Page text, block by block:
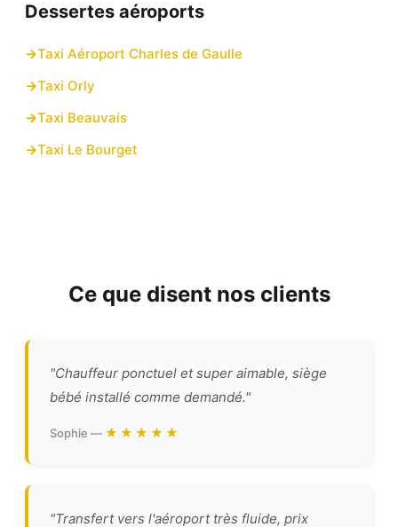
Dessertes aéroports
Taxi Aéroport Charles de Gaulle
Taxi Orly
Taxi Beauvais
Taxi Le Bourget
Ce que disent nos clients
"Chauffeur ponctuel et super aimable, siège
bébé installé comme demandé."
Sophie — ★★★★★
"Transfert vers l'aéroport très fluide, prix